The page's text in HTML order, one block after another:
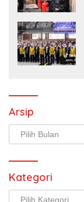
Arsip
Arsip
Kategori
Kategori